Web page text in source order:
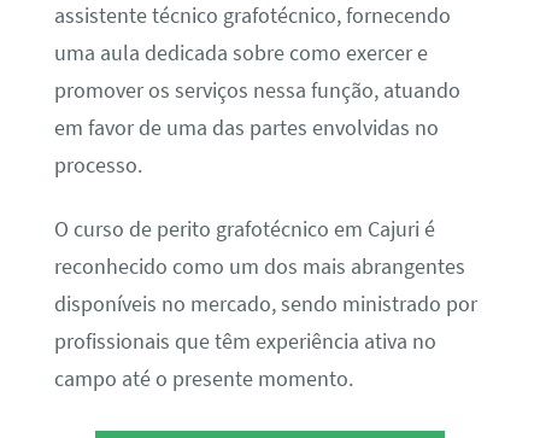
assistente técnico grafotécnico, fornecendo
uma aula dedicada sobre como exercer e
promover os serviços nessa função, atuando
em favor de uma das partes envolvidas no
processo.
O curso de perito grafotécnico em Cajuri é
reconhecido como um dos mais abrangentes
disponíveis no mercado, sendo ministrado por
profissionais que têm experiência ativa no
campo até o presente momento.